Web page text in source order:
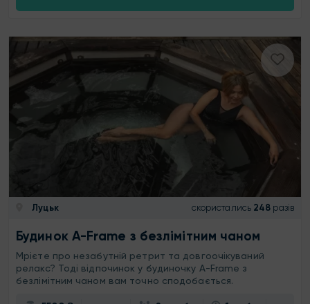
Луцьк скористались 248 разів
Будинок A-Frame з безлімітним чаном
Мрієте про незабутній ретрит та довгоочікуваний
релакс? Тоді відпочинок у будиночку A-Frame з
безлімітним чаном вам точно сподобається.